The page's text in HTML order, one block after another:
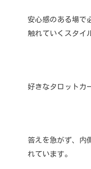
安心感のある場で
触れていくスタイ
好きなタロットカ
答えを急がず、内
れています。